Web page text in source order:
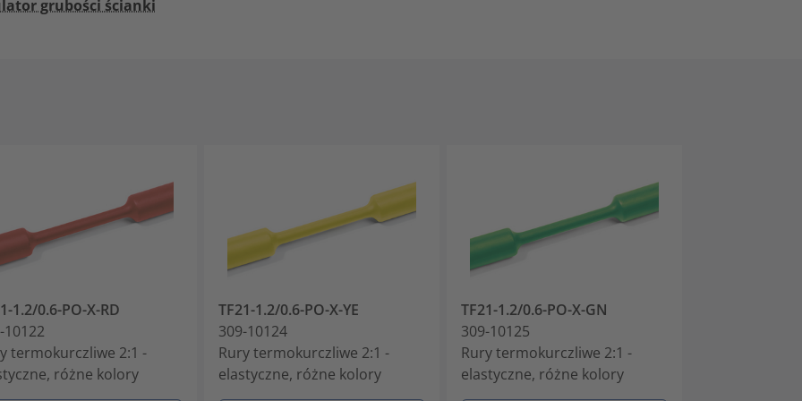
grubości ścianki
1.2/0.6-PO-X-RD
10122
termokurczliwe 2:1 -
różne kolory
TF21-1.2/0.6-PO-X-YE
309-10124
Rury termokurczliwe 2:1 -
elastyczne, różne kolory
TF21-1.2/0.6-PO-X-GN
309-10125
Rury termokurczliwe 2:1 -
elastyczne, różne kolory